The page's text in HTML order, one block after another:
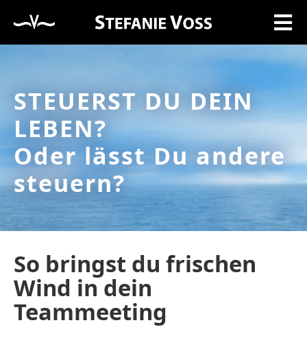
STEUERST DU DEIN
LEBEN?
Oder lässt Du andere
steuern?
So bringst du frischen
Wind in dein
Teammeeting